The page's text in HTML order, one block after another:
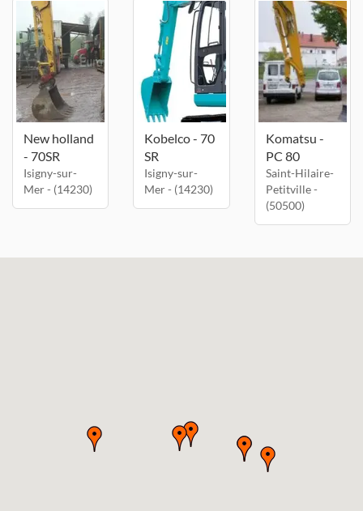
New holland
- 70SR
Isigny-sur-
Mer - (14230)
Kobelco - 70
SR
Isigny-sur-
Mer - (14230)
Komatsu -
PC 80
Saint-Hilaire-
Petitville -
(50500)